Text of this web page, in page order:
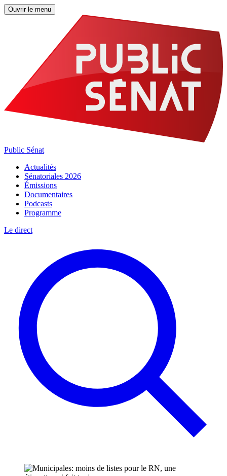
Ouvrir le menu
Public Sénat
Actualités
Sénatoriales 2026
Émissions
Documentaires
Podcasts
Programme
Le direct